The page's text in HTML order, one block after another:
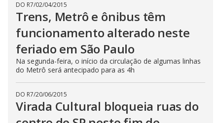
DO R7/02/04/2015
Trens, Metrô e ônibus têm
funcionamento alterado neste
feriado em São Paulo
Na segunda-feira, o início da circulação de algumas linhas
do Metrô será antecipado para as 4h
DO R7/20/06/2015
Virada Cultural bloqueia ruas do